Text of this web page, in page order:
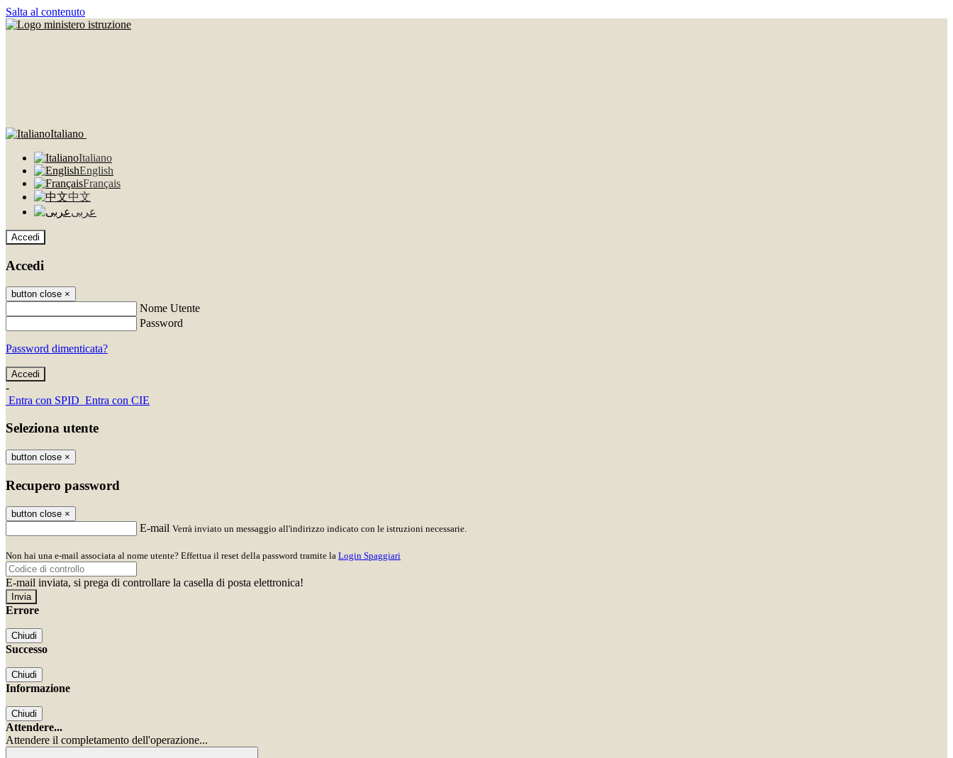
Salta al contenuto
Italiano
Italiano
English
Français
中文
عربى
Accedi
Accedi
button close ×
Nome Utente
Password
Password dimenticata?
-
Entra con SPID Entra con CIE
Seleziona utente
button close ×
Recupero password
button close ×
E-mail Verrà inviato un messaggio all'indirizzo indicato con le istruzioni necessarie.
Non hai una e-mail associata al nome utente? Effettua il reset della password tramite la Login Spaggiari
E-mail inviata, si prega di controllare la casella di posta elettronica!
Errore
Chiudi
Successo
Chiudi
Informazione
Chiudi
Attendere...
Attendere il completamento dell'operazione...